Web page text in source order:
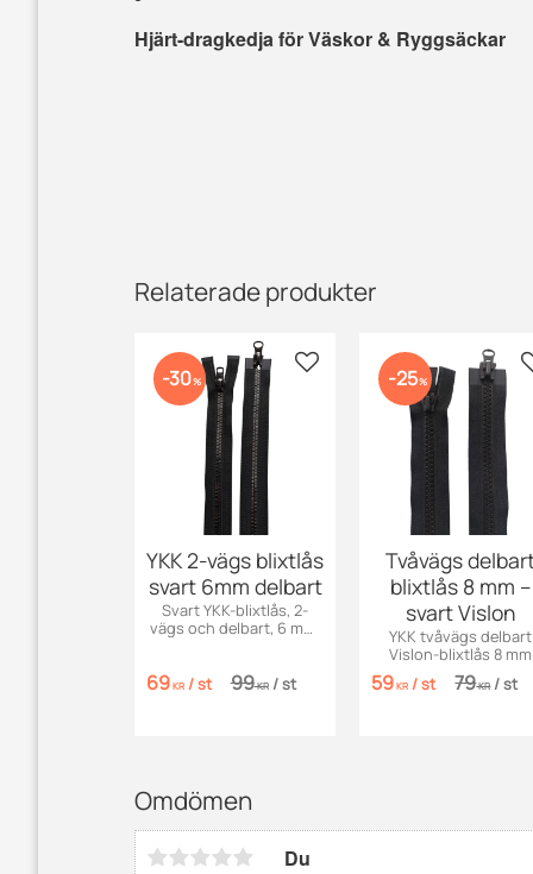
Hjärt-dragkedja för Väskor & Ryggsäckar
Omdömen
Du
Relaterade produkter
YKK 2-vägs blixtlås
svart 6mm delbart
Svart YKK-blixtlås, 2-
vägs och delbart, 6 mm.
och plagg.
69KR /st 99KR /st
30% Lägg till i favoriter
Tvåvägs
blixtlås 8 mm –
svart Vislon
YKK tvåvägs delbart
Vislon-blixtlås 8 mm
svart. Slitstarkt för
jackor, väskor och
59KR /st 79KR /st
25%